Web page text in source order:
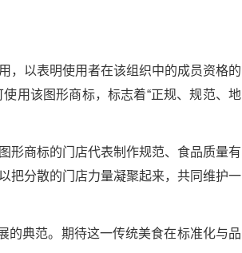
，以表明使用者在该组织中的成员资格的
用该图形商标，标志着“正规、规范、地
形商标的门店代表制作规范、食品质量有
把分散的门店力量凝聚起来，共同维护一
的典范。期待这一传统美食在标准化与品